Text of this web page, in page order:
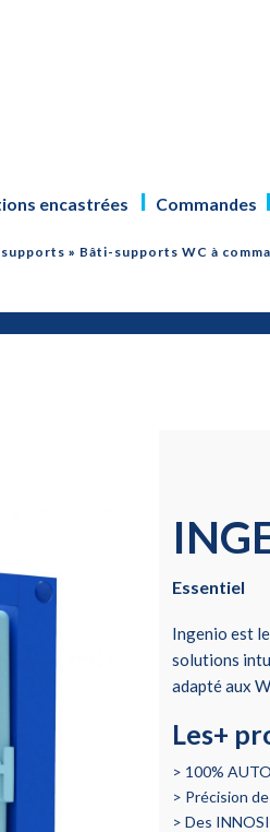
encastrées Commandes
» Bâti-supports WC à
Essentiel
Ingenio est
solutions
adapté aux
Les+
100%
Précision
Des